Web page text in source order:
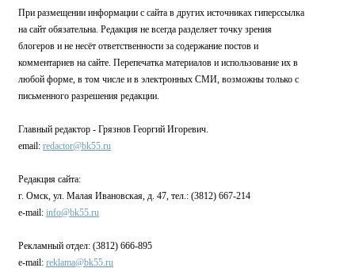
При размещении информации с сайта в других источниках гиперссылка
на сайт обязательна. Редакция не всегда разделяет точку зрения
блогеров и не несёт ответственности за содержание постов и
комментариев на сайте. Перепечатка материалов и использование их в
любой форме, в том числе и в электронных СМИ, возможны только с
письменного разрешения редакции.
Главный редактор - Грязнов Георгий Игоревич.
email: redactor@bk55.ru
Редакция сайта:
г. Омск, ул. Малая Ивановская, д. 47, тел.: (3812) 667-214
e-mail: info@bk55.ru
Рекламный отдел: (3812) 666-895
e-mail: reklama@bk55.ru